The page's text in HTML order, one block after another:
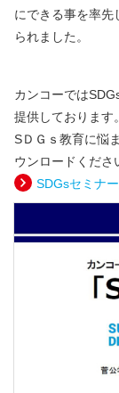
にできる事を率先
られました。
カンコーでは
提供しております。
SＤＧｓ教育に悩
ウンロードくださ
SDGsセミナ